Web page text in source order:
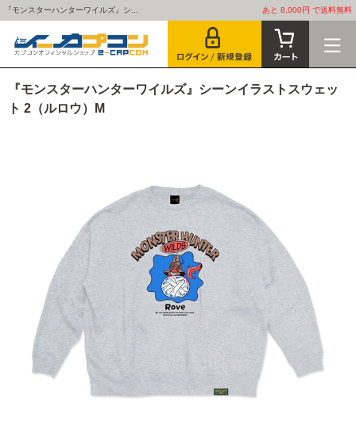
『モンスターハンターワイルズ』シ... あと 8,000円 で送料無料
『モンスターハンターワイルズ』シーンイラストスウェッ
ト 2（ルロウ）M